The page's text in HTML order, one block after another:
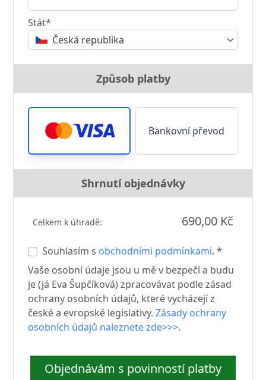
Stát*
Česká republika
Způsob platby
Bankovní převod
Shrnutí objednávky
Celkem k úhradě: 690,00 Kč
Souhlasím s obchodními podmínkami. *
Vaše osobní údaje jsou u mě v bezpečí a budu
je (já Eva Šupčíková) zpracovávat podle zásad
ochrany osobních údajů, které vycházejí z
české a evropské legislativy.Zásady ochrany
osobních údajů naleznete zde>>>.
Objednávám s povinností platby